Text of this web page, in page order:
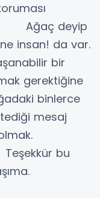
Ağaç deyip
insan! da var.
bir
gerektiğine
binlerce
mesaj
olmak.
bu